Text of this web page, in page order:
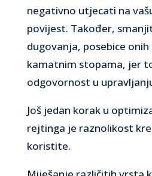
negativno utjecati na
povijest. Također,
dugovanja, posebice onih
kamatnim stopama, jer
odgovornost u
Još jedan korak u
rejtinga je raznolikost
koristite.